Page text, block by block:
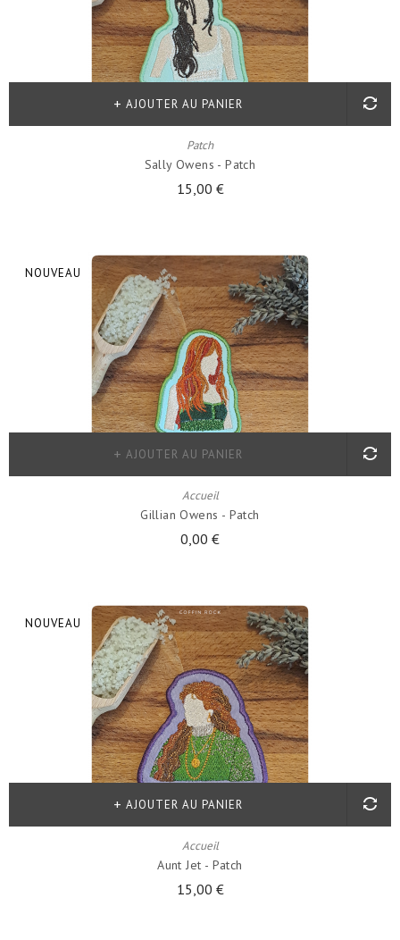
Patch
Sally Owens - Patch
15,00 €
AJOUTER AU PANIER
NOUVEAU
Accueil
Gillian Owens - Patch
0,00 €
AJOUTER AU PANIER
NOUVEAU
Accueil
Aunt Jet - Patch
15,00 €
AJOUTER AU PANIER